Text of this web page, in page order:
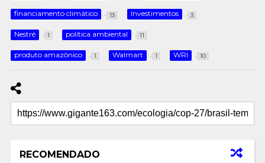
financiamento climático 13 Investimentos 3
Nestré 1 política ambiental 11
produto amazônico 1 Walmart 1 WRI 10
RECOMENDADO